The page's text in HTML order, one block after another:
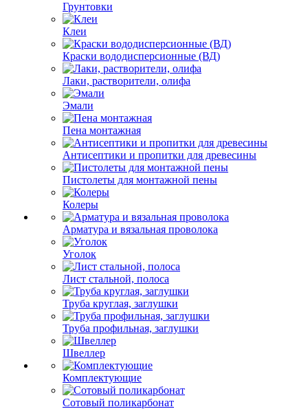
Грунтовки
Клеи
Краски вододисперсионные (ВД)
Лаки, растворители, олифа
Эмали
Пена монтажная
Антисептики и пропитки для древесины
Пистолеты для монтажной пены
Колеры
Арматура и вязальная проволока
Уголок
Лист стальной, полоса
Труба круглая, заглушки
Труба профильная, заглушки
Швеллер
Комплектующие
Сотовый поликарбонат